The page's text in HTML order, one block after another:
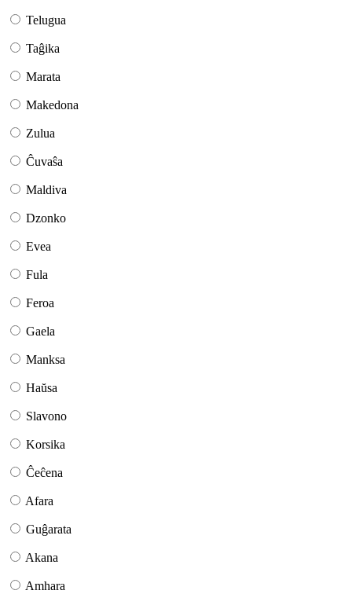
Telugua
Taĝika
Marata
Makedona
Zulua
Ĉuvaŝa
Maldiva
Dzonko
Evea
Fula
Feroa
Gaela
Manksa
Haŭsa
Slavono
Korsika
Ĉeĉena
Afara
Guĝarata
Akana
Amhara